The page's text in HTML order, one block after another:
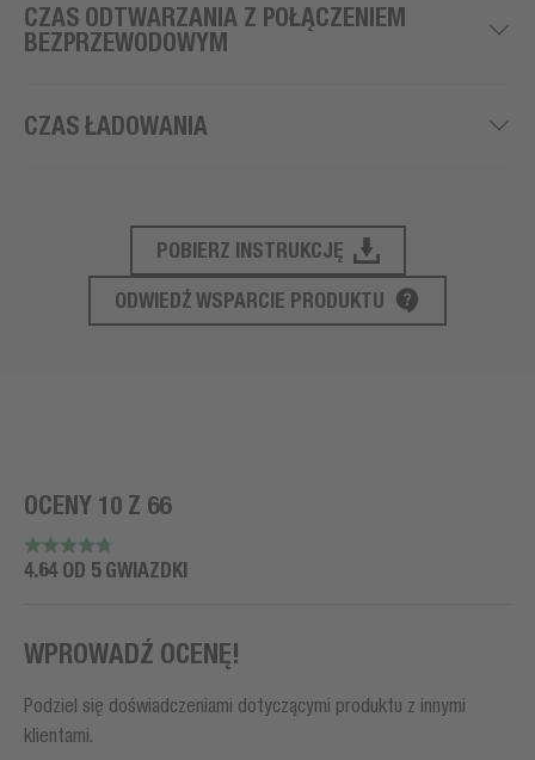
CZAS ODTWARZANIA Z POŁĄCZENIEM
BEZPRZEWODOWYM
CZAS ŁADOWANIA
WSPARCIE PRODUKTU
POBIERZ INSTRUKCJĘ
ODWIEDŹ WSPARCIE PRODUKTU
OCENY 10 Z 66
4.64 OD 5 GWIAZDKI
WPROWADŹ OCENĘ!
Podziel się doświadczeniami dotyczącymi produktu z innymi
klientami.